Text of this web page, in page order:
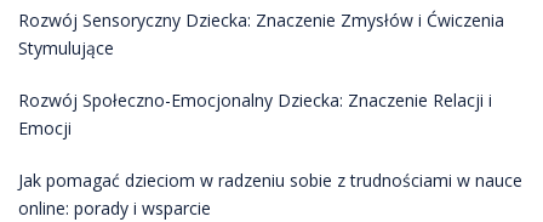
Rozwój Sensoryczny Dziecka: Znaczenie Zmysłów i Ćwiczenia
Stymulujące
Rozwój Społeczno-Emocjonalny Dziecka: Znaczenie Relacji i
Emocji
Jak pomagać dzieciom w radzeniu sobie z trudnościami w nauce
online: porady i wsparcie